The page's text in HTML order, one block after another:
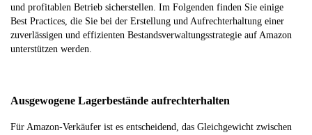
und profitablen Betrieb sicherstellen. Im Folgenden finden Sie einige
Best Practices, die Sie bei der Erstellung und Aufrechterhaltung einer
zuverlässigen und effizienten Bestandsverwaltungsstrategie auf Amazon
unterstützen werden.
Ausgewogene Lagerbestände aufrechterhalten
Für Amazon-Verkäufer ist es entscheidend, das Gleichgewicht zwischen